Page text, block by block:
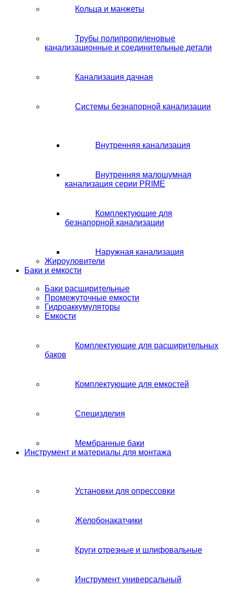
Кольца и манжеты
Трубы полипропиленовые
канализационные и соединительные детали
Канализация дачная
Системы безнапорной канализации
Внутренняя канализация
Внутренняя малошумная
канализация серии PRIME
Комплектующие для
безнапорной канализации
Наружная канализация
Жироуловители
Баки и емкости
Баки расширительные
Промежуточные емкости
Гидроаккумуляторы
Емкости
Комплектующие для расширительных
баков
Комплектующие для емкостей
Специзделия
Мембранные баки
Инструмент и материалы для монтажа
Установки для опрессовки
Желобонакатчики
Круги отрезные и шлифовальные
Инструмент универсальный